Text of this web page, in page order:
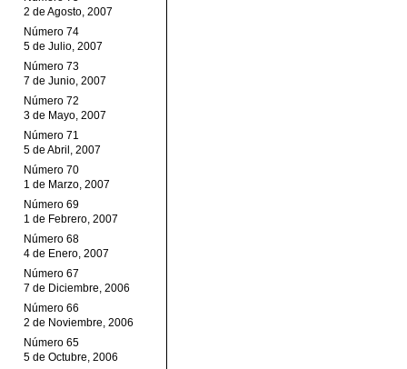
2 de Agosto, 2007
Número 74
5 de Julio, 2007
Número 73
7 de Junio, 2007
Número 72
3 de Mayo, 2007
Número 71
5 de Abril, 2007
Número 70
1 de Marzo, 2007
Número 69
1 de Febrero, 2007
Número 68
4 de Enero, 2007
Número 67
7 de Diciembre, 2006
Número 66
2 de Noviembre, 2006
Número 65
5 de Octubre, 2006